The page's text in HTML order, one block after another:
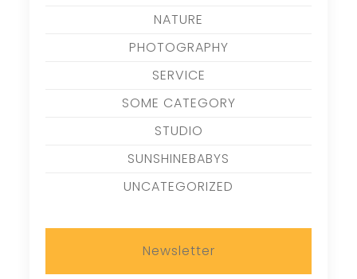
NATURE
PHOTOGRAPHY
SERVICE
SOME CATEGORY
STUDIO
SUNSHINEBABYS
UNCATEGORIZED
Newsletter